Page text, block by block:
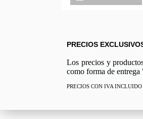
PRECIOS
Los precios y
como forma de
PRECIOS CON IVA INCLUIDO